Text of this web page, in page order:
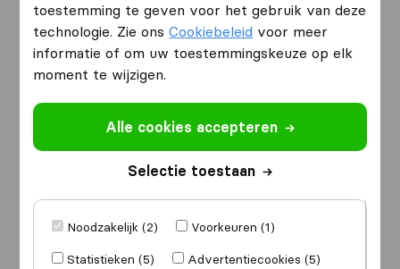
toestemming te geven voor het gebruik van deze
technologie. Zie onsCookiebeleid voor meer
informatie of om uw toestemmingskeuze op elk
moment te wijzigen.
Alle cookies accepteren
Selectie toestaan
Noodzakelijk (2)
Voorkeuren (1)
Statistieken (5)
Advertentiecookies (5)
Waar woont u nu en waar
verhuist u naartoe?
Ik ga verhuizenvan
Ik ga verhuizennaar